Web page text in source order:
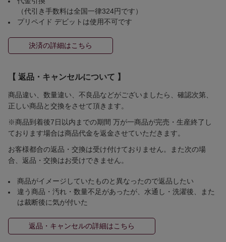
（代引き手数料は全国一律324円です）
プリペイド デビットは使用不可です
決済の詳細はこちら
【 返品・キャンセルについて 】
商品違い、数量違い、不良品などがございましたら、確認次第、
正しい商品と交換をさせて頂きます。
※商品到着後7日以内までの期間 万が一商品が完売・生産終了し
ております場合は商品代金を返金させていただきます。
お客様都合の返品・交換は受け付けておりません。また次の場
合、返品・交換はお受けできません。
商品がイメージしていたものと異なったので返品したい
違う商品・汚れ・数量不足があったが、水通し・洗濯後、また
は裁断後に気が付いた
返品・キャンセルの詳細はこちら